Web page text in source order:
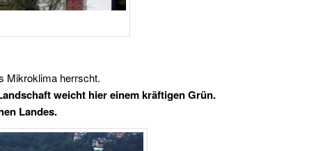
Mikroklima herrscht.
weicht hier einem kräftigen Grün.
Landes.